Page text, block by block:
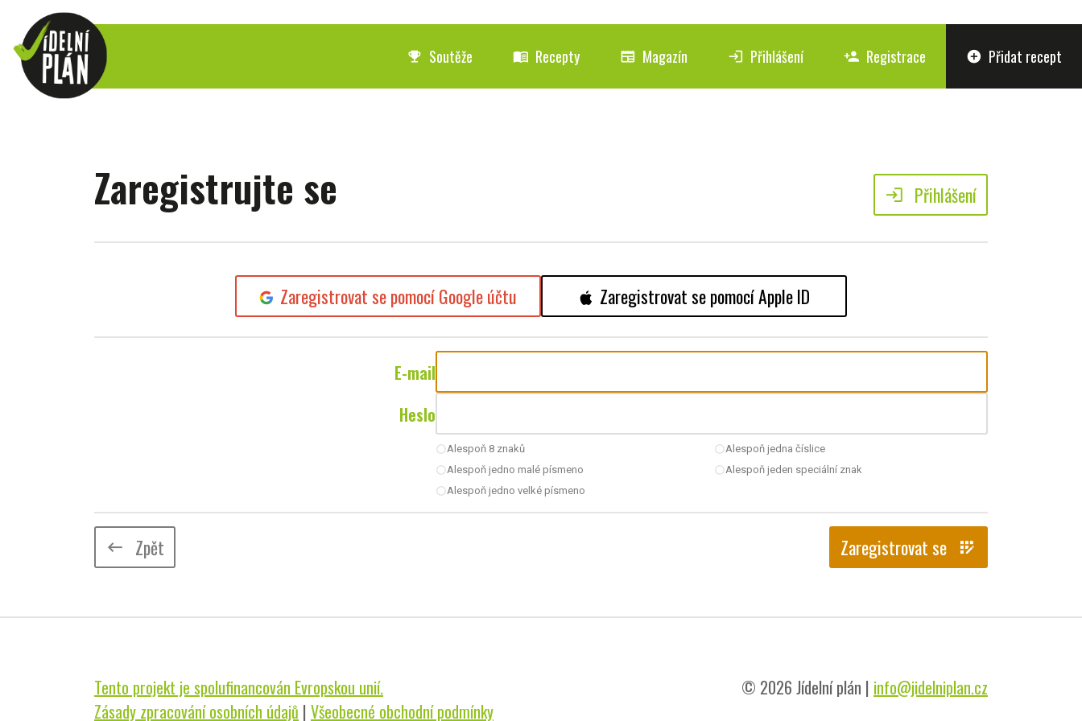
emoji_events Soutěže menu_book Recepty newspaper Magazín login Přihlášení person_add Registrace add_circle Přidat recept
Zaregistrujte se login Přihlášení
Zaregistrovat se pomocí Google účtu Zaregistrovat se pomocí Apple ID
E-mail
Heslo
radio_button_uncheckedAlespoň 8 znaků
radio_button_uncheckedAlespoň jedno malé písmeno
radio_button_uncheckedAlespoň jedno velké písmeno
radio_button_uncheckedAlespoň jedna číslice
radio_button_uncheckedAlespoň jeden speciální znak
keyboard_backspace Zpět Zaregistrovat se app_registration
Tento projekt je spolufinancován Evropskou unií.
Zásady zpracování osobních údajů | Všeobecné obchodní podmínky
© 2026 Jídelní plán | info@jidelniplan.cz